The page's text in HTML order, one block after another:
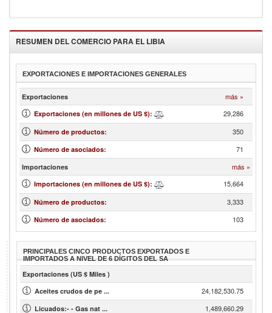
RESUMEN DEL COMERCIO PARA EL LIBIA
EXPORTACIONES E IMPORTACIONES GENERALES
Exportaciones más »
Exportaciones (en millones de US $): 29,286
Número de productos: 350
Número de asociados: 71
Importaciones más »
Importaciones (en millones de US $): 15,664
Número de productos: 3,333
Número de asociados: 103
PRINCIPALES CINCO PRODUCTOS EXPORTADOS E
IMPORTADOS A NIVEL DE 6 DÍGITOS DEL SA
Exportaciones (US $ Miles )
Aceites crudos de pe ...
24,182,530.75
Licuados:- - Gas nat ... 1,489,660.29